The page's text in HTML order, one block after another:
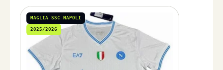
MAGLIA SSC NAPOLI
2025/2026